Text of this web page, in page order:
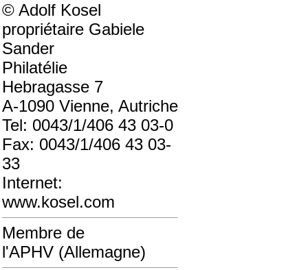
© Adolf Kosel
propriétaire Gabiele
Sander
Philatélie
Hebragasse 7
A-1090 Vienne, Autriche
Tel: 0043/1/406 43 03-0
Fax: 0043/1/406 43 03-
33
Internet:
www.kosel.com
Membre de
l'APHV (Allemagne)